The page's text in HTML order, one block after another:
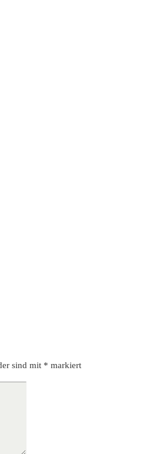
sind mit * markiert